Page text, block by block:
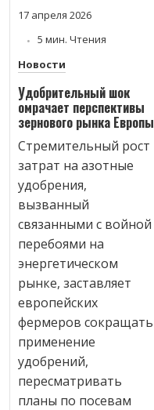
17 апреля 2026
5 мин. Чтения
Новости
Удобрительный шок
омрачает перспективы
зернового рынка Европы
Стремительный рост
затрат на азотные
удобрения,
вызванный
связанными с войной
перебоями на
энергетическом
рынке, заставляет
европейских
фермеров сокращать
применение
удобрений,
пересматривать
планы по посевам